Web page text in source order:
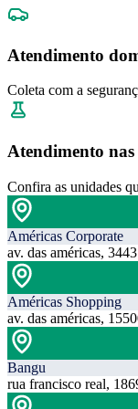
Atendimento
Coleta com a
Atendimento
Confira as unidades
Américas Corporate
av. das américas,
Américas Shopping
av. das américas,
Bangu
rua francisco real,